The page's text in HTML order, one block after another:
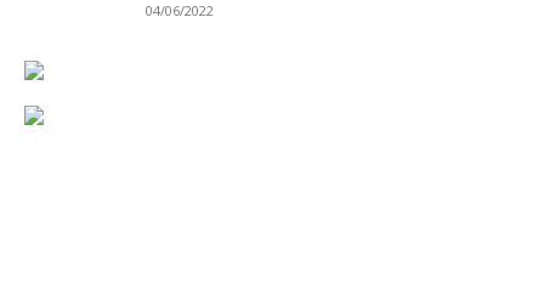
04/06/2022